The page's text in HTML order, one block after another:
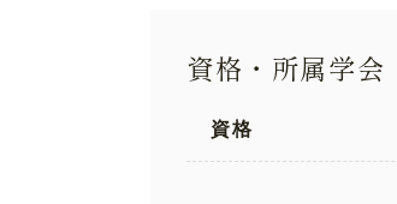
資格・所属学会
資格